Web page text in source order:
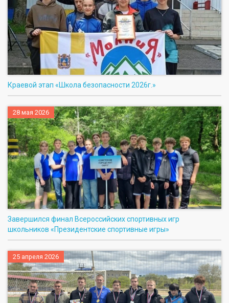
Краевой этап «Школа безопасности 2026г.»
28 мая 2026
Завершился финал Всероссийских спортивных игр
школьников «Президентские спортивные игры»
25 апреля 2026